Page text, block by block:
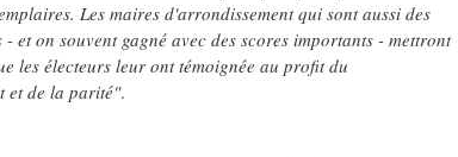
Les maires d'arrondissement qui sont aussi des
et on souvent gagné avec des scores importants - mettront
les électeurs leur ont témoignée au profit du
et de la parité".